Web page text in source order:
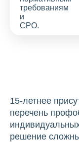
15-летнее
перечень
решение